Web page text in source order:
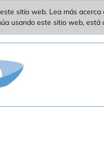
sitio web. Lea más
usando este sitio web, está